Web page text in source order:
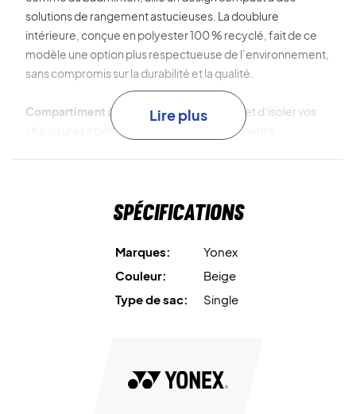
solutions de rangement astucieuses. La doublure
intérieure, conçue en polyester 100 % recyclé, fait de ce
modèle une option plus respectueuse de l’environnement,
sans compromis sur la durabilité et la qualité.
Compartiment à chaussures séparé
Permet d’isoler vos
chaussures et votre linge porté du reste de votre
transport de votre raquette, même si elle dépasse
Fermetures YKK et bandoulière
robustes et la sangle amovible garantissent confort et
fiabilité lors de vos déplacements.
Lire plus
Spécifications
Marques:
Yonex
Couleur:
Beige
Type de sac:
Single